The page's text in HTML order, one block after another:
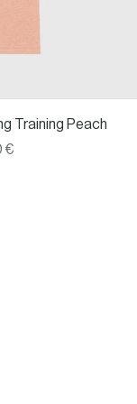
Training Peach
€